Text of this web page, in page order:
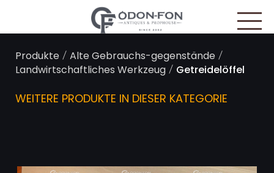
Produkte/Alte Gebrauchs-gegenstände/
Landwirtschaftliches Werkzeug/ Getreidelöffel
WEITERE PRODUKTE IN DIESER KATEGORIE